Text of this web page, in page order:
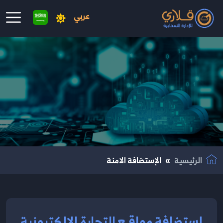
عربي
انتقال إلى المحتوى الرئيسي
الرئيسية الإستضافة الامنة